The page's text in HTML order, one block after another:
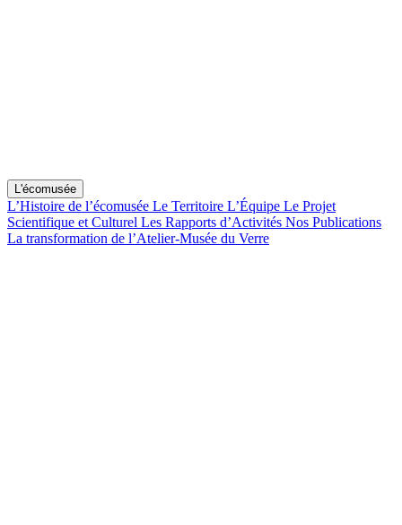
L'écomusée
L’Histoire de l’écomusée Le Territoire L’Équipe Le Projet
Scientifique et Culturel Les Rapports d’Activités Nos Publications
La transformation de l’Atelier-Musée du Verre